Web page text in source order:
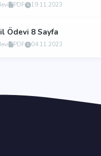
PDF 19.11.2023
Ödevi 8 Sayfa
PDF 04.11.2023